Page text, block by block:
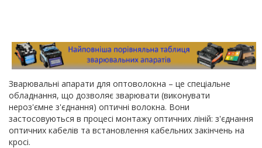
Зварювальні апарати для оптоволокна – це спеціальне
обладнання, що дозволяє зварювати (виконувати
нероз'ємне з'єднання) оптичні волокна. Вони
застосовуються в процесі монтажу оптичних ліній: з'єднання
оптичних кабелів та встановлення кабельних закінчень на
кросі.